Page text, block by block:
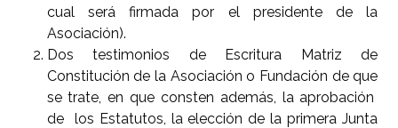
cual será firmada por el presidente de la
Asociación).
Dos testimonios de Escritura Matriz de
Constitución de la Asociación o Fundación de que
se trate, en que consten además, la aprobación
de los Estatutos, la elección de la primera Junta